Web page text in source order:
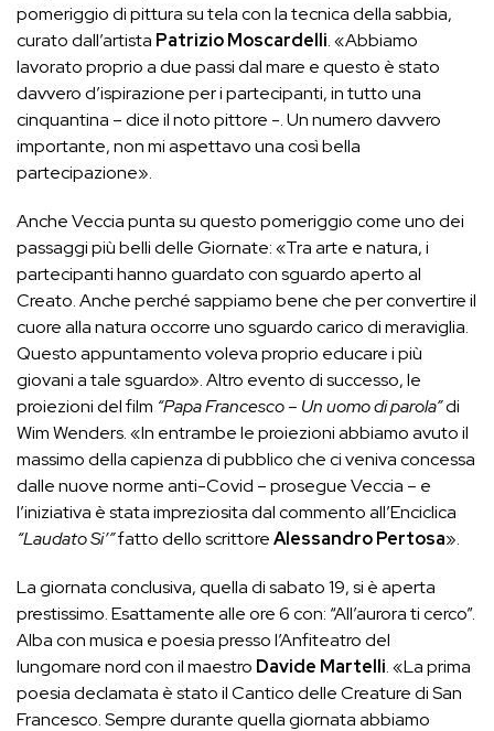
pomeriggio di pittura su tela con la tecnica della sabbia,
curato dall’artista Patrizio Moscardelli. «Abbiamo
lavorato proprio a due passi dal mare e questo è stato
davvero d’ispirazione per i partecipanti, in tutto una
cinquantina – dice il noto pittore -. Un numero davvero
importante, non mi aspettavo una così bella
partecipazione».
Anche Veccia punta su questo pomeriggio come uno dei
passaggi più belli delle Giornate: «Tra arte e natura, i
partecipanti hanno guardato con sguardo aperto al
Creato. Anche perché sappiamo bene che per convertire il
cuore alla natura occorre uno sguardo carico di meraviglia.
Questo appuntamento voleva proprio educare i più
giovani a tale sguardo». Altro evento di successo, le
proiezioni del film “Papa Francesco – Un uomo di parola”di
Wim Wenders. «In entrambe le proiezioni abbiamo avuto il
massimo della capienza di pubblico che ci veniva concessa
dalle nuove norme anti-Covid – prosegue Veccia – e
l’iniziativa è stata impreziosita dal commento all’Enciclica
“Laudato Si’”fatto dello scrittoreAlessandro Pertosa».
La giornata conclusiva, quella di sabato 19, si è aperta
prestissimo. Esattamente alle ore 6 con: “All’aurora ti cerco”.
Alba con musica e poesia presso l’Anfiteatro del
lungomare nord con il maestro Davide Martelli. «La prima
poesia declamata è stato il Cantico delle Creature di San
Francesco. Sempre durante quella giornata abbiamo